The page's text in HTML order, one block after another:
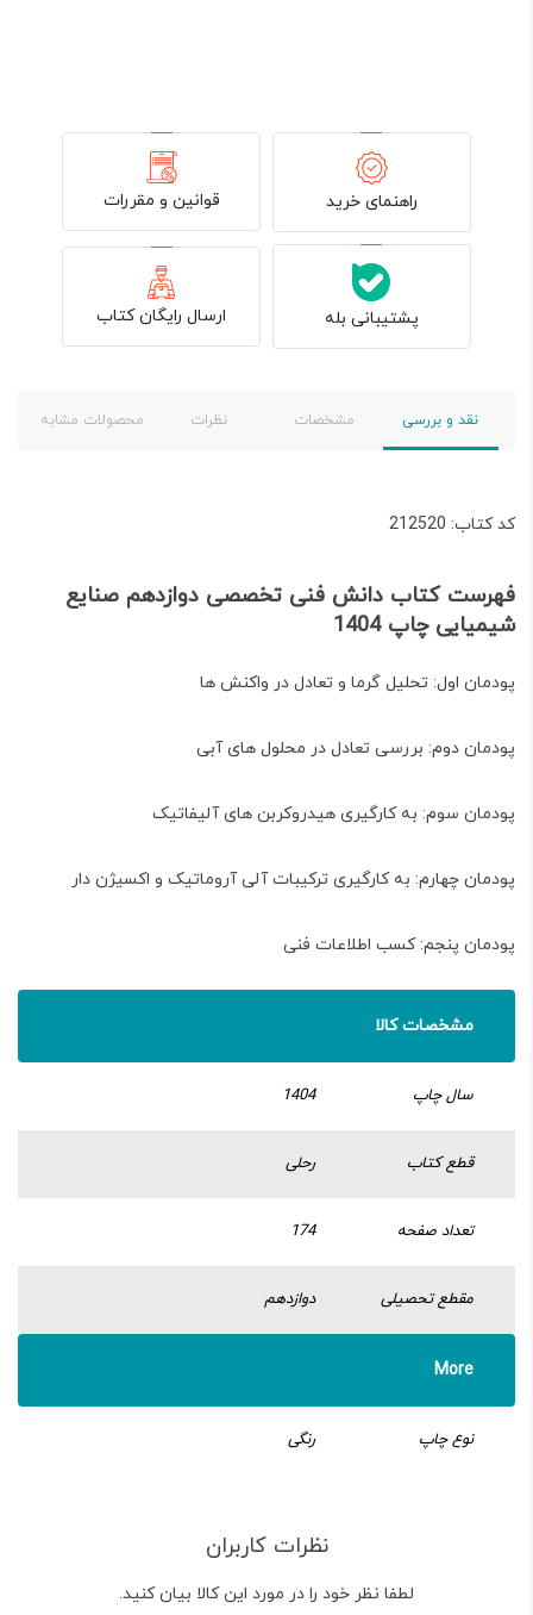
راهنمای خرید قوانین و مقررات
پشتیبانی بله ارسال رایگان کتاب
نقد و بررسی مشخصات نظرات محصولات مشابه
کد کتاب: 212520
فهرست کتاب دانش فنی تخصصی دوازدهم صنایع
شیمیایی چاپ 1404
پودمان اول: تحلیل گرما و تعادل در واکنش ها
پودمان دوم: بررسی تعادل در محلول های آبی
پودمان سوم: به کارگیری هیدروکربن های آلیفاتیک
پودمان چهارم: به کارگیری ترکیبات آلی آروماتیک و اکسیژن دار
پودمان پنجم: کسب اطلاعات فنی
مشخصات کالا
سال چاپ 1404
قطع کتاب رحلی
تعداد صفحه 174
مقطع تحصیلی دوازدهم
More
نوع چاپ رنگی
نظرات کاربران
لطفا نظر خود را در مورد این کالا بیان کنید.